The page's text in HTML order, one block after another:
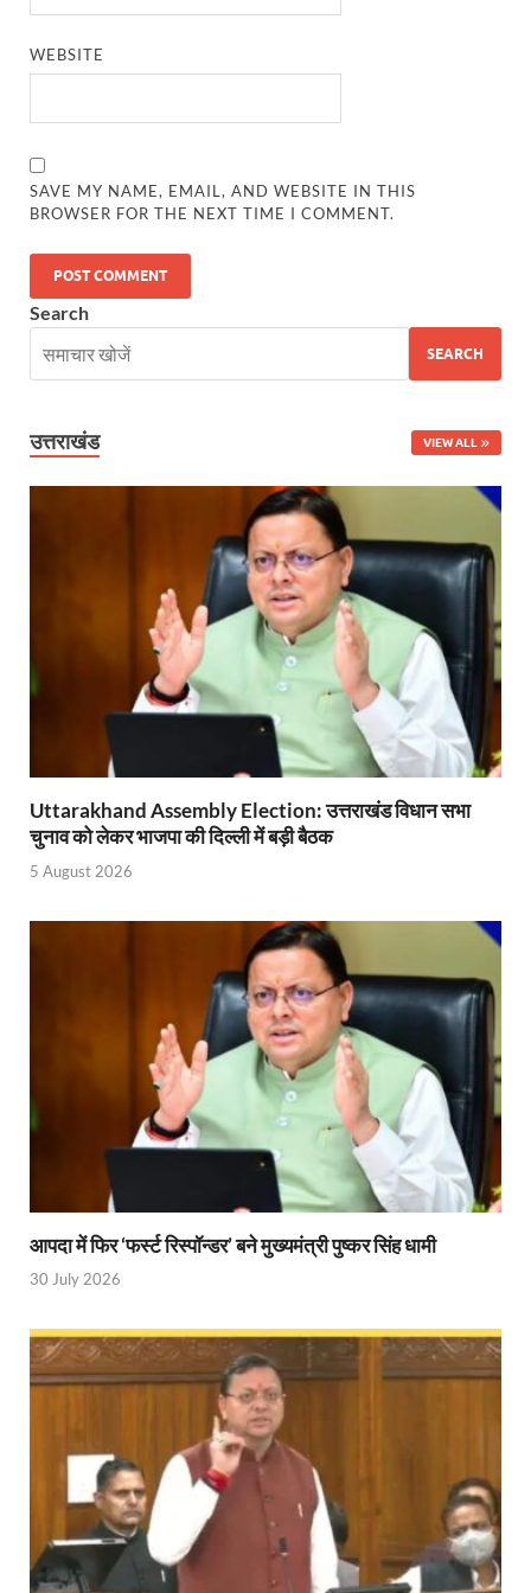
New Jalpaiguri Railway Station: न्यू जलपाईगुड़ी
Vande Bharat Sleeper: देश को मिली पहली स्लीपर वन्दे
Vande Bharat Sleeper Update: वंदे भारत स्लीपर का
Swami Vivekanand Jayanti: मुख्यमंत्री पुष्कर सिंह
PM Modi Somnath Mandir: सोमनाथ में पीएम मोदी ने
Uttar Pradesh News: ‘आभार प्रधानमंत्री जी, डबल
UP AI App: सीएम योगी के मिशन को साकार कर रहा
Ashwini Vaishnaw: औपनिवेशिक मानसिकता से रेलवे को
Aadhaar gets a face: भारतीय विशिष्ट पहचान
AI Start-Ups: प्रधानमंत्री ने भारतीय एआई स्टार्टअप्स
Hindi Salahkar Samiti: विधि एवं न्याय मंत्रालय विधायी
Gram Panchayat Adhar: ग्राम पंचायतों में भी बनेगा
Uttarakhand Young Leaders Dialogue: विकसित
Demand for Review of FRK Policy: ऍफ़आरके नीति
Ram Mandir Control Room: राम मंदिर की सुरक्षा
CM Dhami Meeting With Nitin Gadkari: बैठक में
Kalyan Singh Jayanti: अपने नाम को उत्तर प्रदेश के
Khelo India Tribes Games: देश में पहली बार हो रहे
CM Yogi Review Meeting: राजस्व के सभी मामलों का
छत्तीसगढ़ को मिला खेलो इंडिया ट्राइबल गेम्स, 14
Shikayat Se Samadhan: एक ही मंच पर जनता को मिला
CM Pushkar Singh Dhami: मुख्यमंत्री ने ‘जन-जन की
WEBSITE
SAVE MY NAME, EMAIL, AND WEBSITE IN THIS
BROWSER FOR THE NEXT TIME I COMMENT.
Search
SEARCH
उत्तराखंड VIEW ALL
Uttarakhand Assembly Election: उत्तराखंड विधान सभा
चुनाव को लेकर भाजपा की दिल्ली में बड़ी बैठक
5 August 2026
आपदा में फिर ‘फर्स्ट रिस्पॉन्डर’ बने मुख्यमंत्री पुष्कर सिंह धामी
30 July 2026